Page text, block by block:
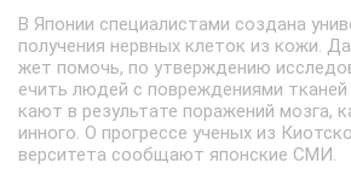
В Японии специалистами создана
получения нервных клеток из кожи.
жет помочь, по утверждению
ечить людей с повреждениями
кают в результате поражений мозга,
инного. О прогрессе ученых из
верситета сообщают японские СМИ.